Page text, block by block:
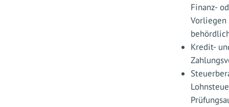
Finanz-
Kredit-